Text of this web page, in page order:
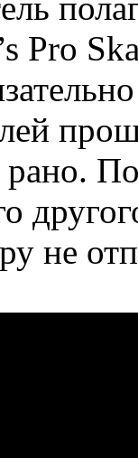
Pro
рано.
не